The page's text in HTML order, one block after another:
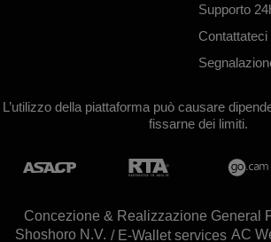
Supporto
Contattateci
L’utilizzo della piattaforma può causare
fissarne dei limiti.
Concezione & Realizzazione General
/ E-Wallet services